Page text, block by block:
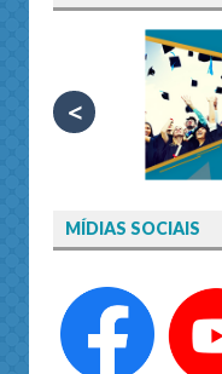
<
MÍDIAS SOCIAIS